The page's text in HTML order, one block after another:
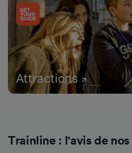
Attractions
Trainline : l'avis de